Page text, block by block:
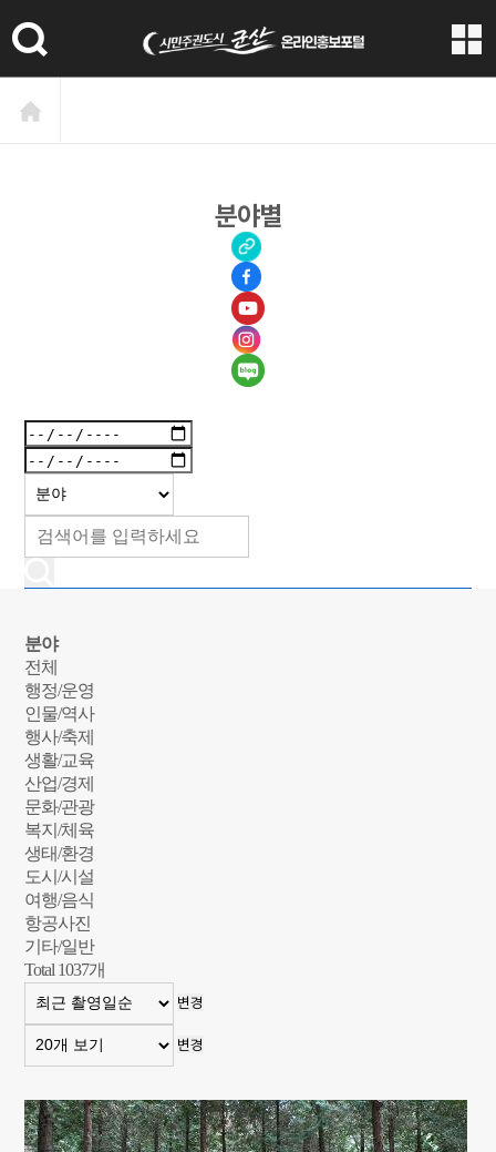
분야별
분야
전체
행정/운영
인물/역사
행사/축제
생활/교육
산업/경제
문화/관광
복지/체육
생태/환경
도시/시설
여행/음식
항공사진
기타/일반
Total 1037개
변경
변경